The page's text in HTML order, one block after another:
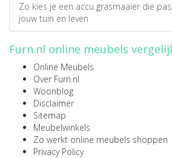
Zo kies je een accu grasmaaier die
jouw tuin en leven
Furn.nl online meubels
Online Meubels
Over Furn.nl
Woonblog
Disclaimer
Sitemap
Meubelwinkels
Zo werkt online meubels shoppen
Privacy Policy